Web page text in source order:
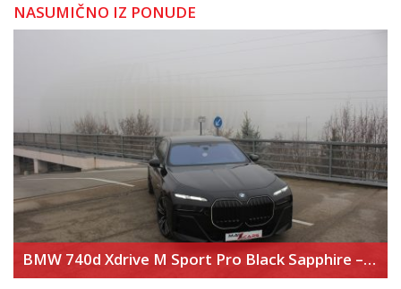
NASUMIČNO IZ PONUDE
BMW 740d Xdrive M Sport Pro Black Sapphire – Executive Lounge – Theater Screen